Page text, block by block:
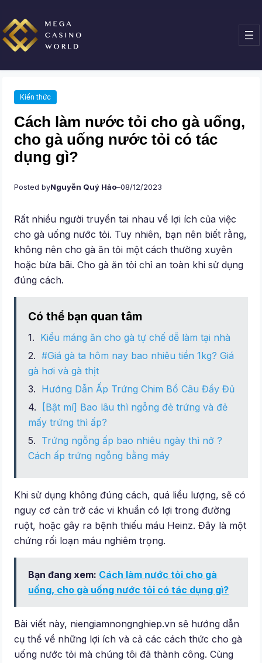
đến
phần
nội
dung
Kiến thức
Cách làm nước tỏi cho gà uống,
cho gà uống nước tỏi có tác
dụng gì?
Posted byNguyễn Quý Hảo–08/12/2023
Rất nhiều người truyền tai nhau về lợi ích của việc
cho gà uống nước tỏi. Tuy nhiên, bạn nên biết rằng,
không nên cho gà ăn tỏi một cách thường xuyên
hoặc bừa bãi. Cho gà ăn tỏi chỉ an toàn khi sử dụng
đúng cách.
Có thể bạn quan tâm
Kiểu máng ăn cho gà tự chế dễ làm tại nhà
#Giá gà ta hôm nay bao nhiêu tiền 1kg? Giá
gà hơi và gà thịt
Hướng Dẫn Ấp Trứng Chim Bồ Câu Đầy Đủ
[Bật mí] Bao lâu thì ngỗng đẻ trứng và đẻ
mấy trứng thì ấp?
Trứng ngỗng ấp bao nhiêu ngày thì nở ?
Cách ấp trứng ngỗng bằng máy
Khi sử dụng không đúng cách, quá liều lượng, sẽ có
nguy cơ cản trở các vi khuẩn có lợi trong đường
ruột, hoặc gây ra bệnh thiếu máu Heinz. Đây là một
chứng rối loạn máu nghiêm trọng.
Bạn đang xem: Cách làm nước tỏi cho gà
uống, cho gà uống nước tỏi có tác dụng gì?
Bài viết này, niengiamnongnghiep.vn sẽ hướng dẫn
cụ thể về những lợi ích và cả các cách thức cho gà
uống nước tỏi mà chúng tôi đã thành công. Cùng